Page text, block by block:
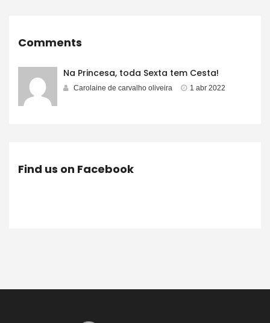
Comments
Na Princesa, toda Sexta tem Cesta!
Carolaine de carvalho oliveira 1 abr 2022
Find us on Facebook